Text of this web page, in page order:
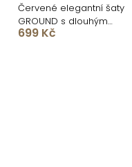
Červené elegantní šaty
GROUND s dlouhým
rukávem
699 Kč